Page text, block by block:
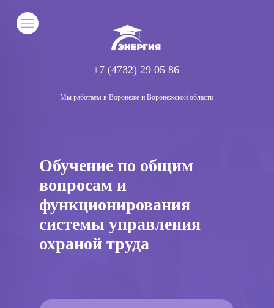
Мы работаем в Воронеже и Воронежской области
+7 (4732) 29 05 86
Обучение по общим
вопросам и
функционирования
системы управления
охраной труда